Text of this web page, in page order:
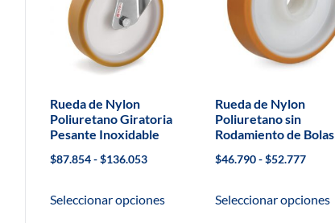
Rueda de Nylon
Poliuretano Giratoria
Pesante Inoxidable
$87.854-$136.053
Seleccionar opciones
Rueda de Nylon
Poliuretano sin
Rodamiento de Bolas
$46.790-$52.777
Seleccionar opciones